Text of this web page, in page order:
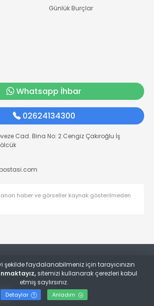
Günlük Burçlar
Whatsapp İhbar
02624134300
Cad. Bina No: 2 Cengiz Çakıroğlu İş
haber ve görseller kaynak gösterilmeden
şekilde faydalanabilmeniz için tarayıcınızın
sitemizi kullanarak çerezleri kabul
etmiş saylırsınız.
Detaylar Anladım